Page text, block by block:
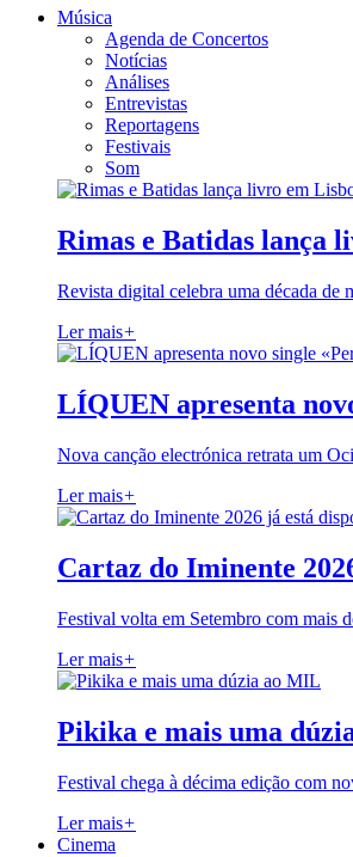
Música
Agenda de Concertos
Notícias
Análises
Entrevistas
Reportagens
Festivais
Som
Rimas e Batidas lança
Revista digital celebra uma década de
Ler mais+
LÍQUEN apresenta
Nova canção electrónica retrata um
Ler mais+
Cartaz do Iminente
Festival volta em Setembro com mais
Ler mais+
Pikika e mais uma
Festival chega à décima edição com
Ler mais+
Cinema